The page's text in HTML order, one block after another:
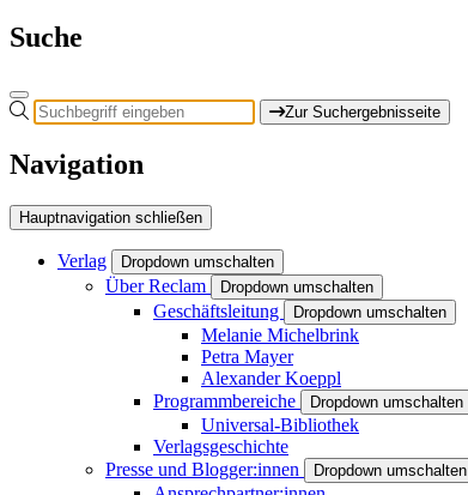
Suche
Zur Suchergebnisseite
Navigation
Hauptnavigation schließen
Verlag Dropdown umschalten
Über Reclam Dropdown umschalten
Geschäftsleitung Dropdown umschalten
Melanie Michelbrink
Petra Mayer
Alexander Koeppl
Programmbereiche
Dropdown umschalten
Universal-Bibliothek
Verlagsgeschichte
Presse und Blogger:innen
Dropdown umschalten